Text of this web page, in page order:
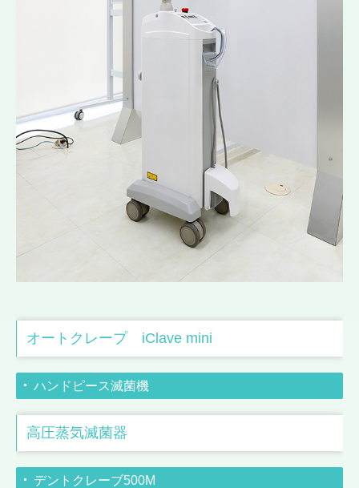
オートクレープ iClave mini
ハンドピース滅菌機
高圧蒸気滅菌器
デントクレーブ500M